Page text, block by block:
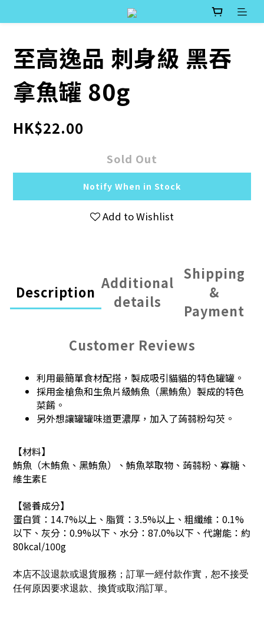
至高逸品 刺身級 黑吞
拿魚罐 80g
HK$22.00
Sold Out
Notify When in Stock
Add to Wishlist
Description
Additional
details
Shipping
&
Payment
Customer Reviews
利用最簡單食材配搭，製成吸引貓貓的特色罐罐。
採用金槍魚和生魚片級鮪魚（黑鮪魚）製成的特色
菜餚。
另外想讓罐罐味道更濃厚，加入了蒟蒻粉勾芡。
【材料】
鮪魚（木鮪魚、黑鮪魚）、鮪魚萃取物、蒟蒻粉、寡糖、
維生素E
【營養成分】
蛋白質：14.7%以上、脂質：3.5%以上、粗纖維：0.1%
以下、灰分：0.9%以下、水分：87.0%以下、代謝能：約
80kcal/100g
本店不設退款或退貨服務；訂單一經付款作實，恕不接受
任何原因要求退款、換貨或取消訂單。